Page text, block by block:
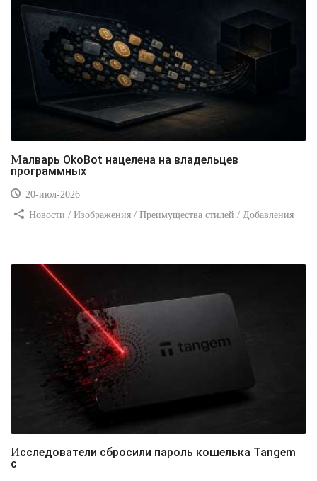
Малварь OkoBot нацелена на владельцев
программных
20-июл-2026
Новости / Изображения / Преимущества стилей / Добавления
Исследователи сбросили пароль кошелька Tangem
с